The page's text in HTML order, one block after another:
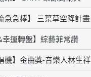
急急棒】 三葉草空降計畫
幸運轉盤】綜藝菲常讚
機】金曲獎-音樂人林生祥